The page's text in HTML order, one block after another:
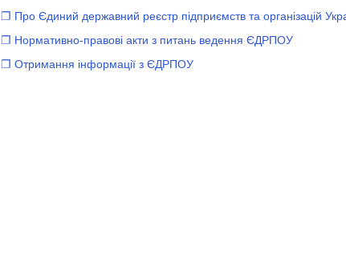
❐ Про Єдиний державний реєстр підприємств та організацій
❐ Нормативно-правові акти з питань ведення ЄДРПОУ
❐ Отримання інформації з ЄДРПОУ